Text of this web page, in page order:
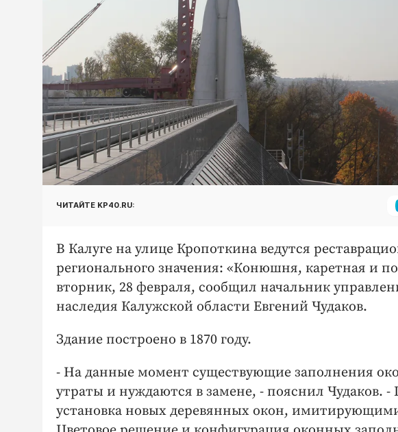
ЧИТАЙТЕ KP40.RU:
В Калуге на улице Кропоткина ведутся
регионального значения: «Конюшня, каретная и
вторник, 28 февраля, сообщил начальник
наследия Калужской области Евгений Чудаков.
Здание построено в 1870 году.
- На данные момент существующие заполнения
утраты и нуждаются в замене, - пояснил Чудаков.
установка новых деревянных окон,